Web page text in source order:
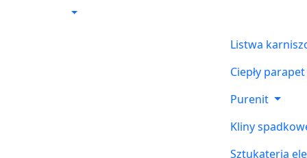
Listwa
Ciepły parapet
Purenit
Kliny
Sztukateria